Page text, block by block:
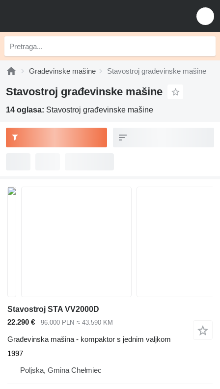
Građevinske mašine Stavostroj građevinske mašine
Stavostroj građevinske mašine
14 oglasa: Stavostroj građevinske mašine
Stavostroj STA VV2000D
22.290 €
96.000 PLN ≈ 43.590 KM
Građevinska mašina - kompaktor s jednim valjkom
1997
Poljska, Gmina Chełmiec